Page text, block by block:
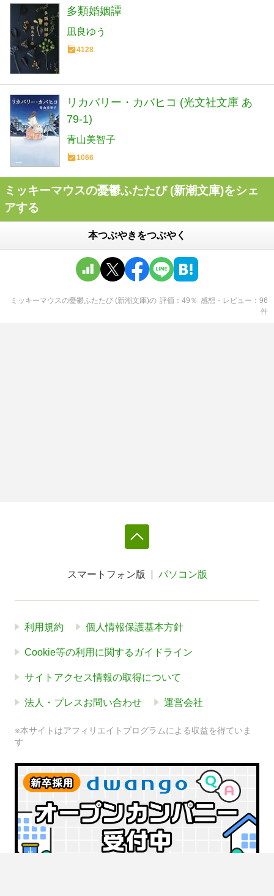
多類婚姻譚
凪良ゆう
4128
リカバリー・カバヒコ (光文社文庫 あ
79-1)
青山美智子
1066
ミッキーマウスの憂鬱ふたたび (新潮文庫)をシェ
アする
本つぶやきをつぶやく
ミッキーマウスの憂鬱ふたたび (新潮文庫)の 評価 49 ％ 感想・レビュー
96
件
スマートフォン版 パソコン版
利用規約 個人情報保護基本方針
Cookie等の利用に関するガイドライン
サイトアクセス情報の取得について
法人・プレスお問い合わせ 運営会社
※本サイトはアフィリエイトプログラムによる収益を得ていま
す